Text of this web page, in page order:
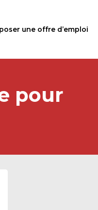
une offre d’emploi
pour